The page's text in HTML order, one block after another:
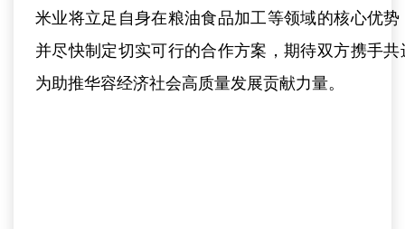
米业将立足自身在粮油食品加工等领域的核心优
并尽快制定切实可行的合作方案，期待双方携手
为助推华容经济社会高质量发展贡献力量。